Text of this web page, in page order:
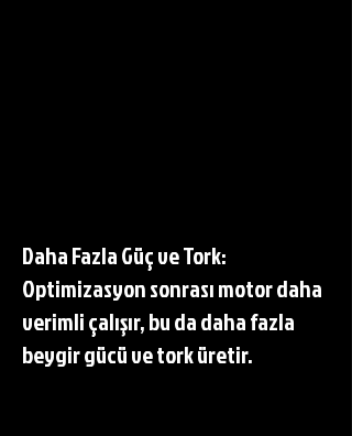
Daha Fazla Güç ve Tork:
Optimizasyon sonrası motor daha
verimli çalışır, bu da daha fazla
beygir gücü ve tork üretir.